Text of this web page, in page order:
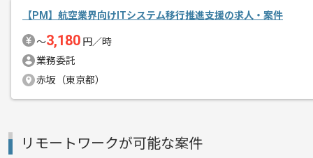
精算・お支払い
精算条件
有
その他募集要項
募集人数
【PM】航空業界向けITシステム移行推進支援の求人・案件
〜3,180 円／時
業務委託
赤坂（東京都）
リモートワークが可能な案件